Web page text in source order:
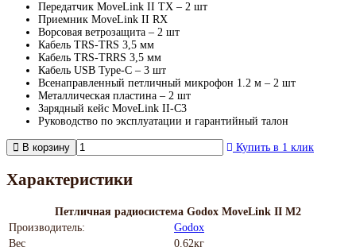
Передатчик MoveLink II TX – 2 шт
Приемник MoveLink II RX
Ворсовая ветрозащита – 2 шт
Кабель TRS-TRS 3,5 мм
Кабель TRS-TRRS 3,5 мм
Кабель USB Type-C – 3 шт
Всенаправленный петличный микрофон 1.2 м – 2 шт
Металлическая пластина – 2 шт
Зарядный кейс MoveLink II-С3
Руководство по эксплуатации и гарантийный талон
В корзину Купить в 1 клик
Характеристики
Петличная радиосистема Godox MoveLink II M2
Производитель:
Godox
Вес
0.62кг